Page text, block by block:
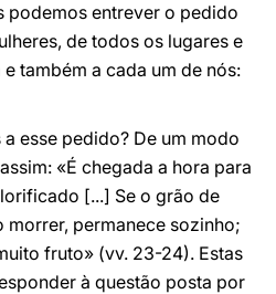
podemos entrever o pedido
de todos os lugares e
também a cada um de nós:
esse pedido? De um modo
«É chegada a hora para
[...] Se o grão de
morrer, permanece sozinho;
fruto» (vv. 23-24). Estas
à questão posta por